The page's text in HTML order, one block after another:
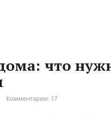
что
Комментарии: 17